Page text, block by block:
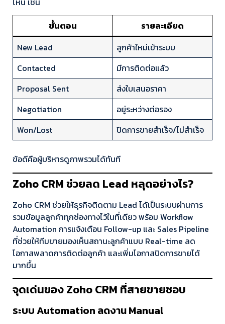
ขั้นตอน
รายละเอียด
New Lead
ลูกค้าใหม่เข้าระบบ
Contacted
มีการติดต่อแล้ว
Proposal Sent
ส่งใบเสนอราคา
Negotiation
อยู่ระหว่างต่อรอง
Won/Lost
ปิดการขายสำเร็จ/ไม่สำเร็จ
ข้อดีคือผู้บริหารดูภาพรวมได้ทันที
Zoho CRM ช่วยลด Lead หลุดอย่างไร?
Zoho CRM ช่วยให้ธุรกิจติดตาม Lead ได้เป็นระบบผ่านการ
รวมข้อมูลลูกค้าทุกช่องทางไว้ในที่เดียว พร้อม Workflow
Automation การแจ้งเตือน Follow-up และ Sales Pipeline
ที่ช่วยให้ทีมขายมองเห็นสถานะลูกค้าแบบ Real-time ลด
โอกาสพลาดการติดต่อลูกค้า และเพิ่มโอกาสปิดการขายได้
มากขึ้น
จุดเด่นของ Zoho CRM ที่สายขายชอบ
ระบบ Automation ลดงาน Manual